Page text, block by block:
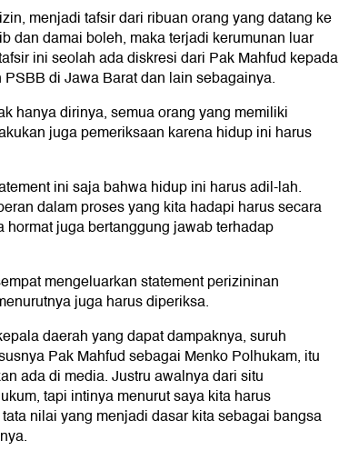
menjadi tafsir dari ribuan orang yang datang ke
dan damai boleh, maka terjadi kerumunan luar
ini seolah ada diskresi dari Pak Mahfud kepada
di Jawa Barat dan lain sebagainya.
hanya dirinya, semua orang yang memiliki
juga pemeriksaan karena hidup ini harus
ini saja bahwa hidup ini harus adil-lah.
dalam proses yang kita hadapi harus secara
hormat juga bertanggung jawab terhadap
mengeluarkan statement perizininan
juga harus diperiksa.
daerah yang dapat dampaknya, suruh
Pak Mahfud sebagai Menko Polhukam, itu
ada di media. Justru awalnya dari situ
tapi intinya menurut saya kita harus
nilai yang menjadi dasar kita sebagai bangsa